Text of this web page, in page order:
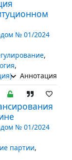
№ 01/2024
,
,
Аннотация
№ 01/2024
партии,